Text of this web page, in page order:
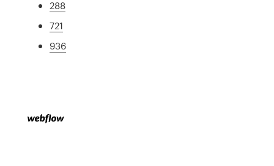
288
721
936